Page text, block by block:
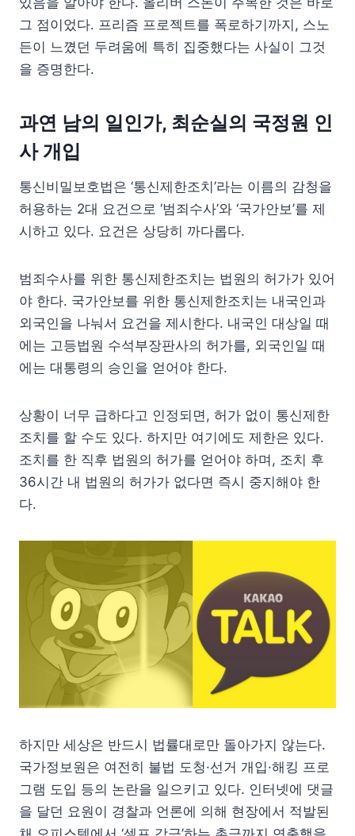
그 점이었다. 프리즘 프로젝트를 폭로하기까지, 스노
든이 느꼈던 두려움에 특히 집중했다는 사실이 그것
을 증명한다.
과연 남의 일인가, 최순실의 국정원 인
사 개입
통신비밀보호법은 ‘통신제한조치’라는 이름의 감청을
허용하는 2대 요건으로 ‘범죄수사’와 ‘국가안보’를 제
시하고 있다. 요건은 상당히 까다롭다.
범죄수사를 위한 통신제한조치는 법원의 허가가 있어
야 한다. 국가안보를 위한 통신제한조치는 내국인과
외국인을 나눠서 요건을 제시한다. 내국인 대상일 때
에는 고등법원 수석부장판사의 허가를, 외국인일 때
에는 대통령의 승인을 얻어야 한다.
상황이 너무 급하다고 인정되면, 허가 없이 통신제한
조치를 할 수도 있다. 하지만 여기에도 제한은 있다.
조치를 한 직후 법원의 허가를 얻어야 하며, 조치 후
36시간 내 법원의 허가가 없다면 즉시 중지해야 한
다.
하지만 세상은 반드시 법률대로만 돌아가지 않는다.
국가정보원은 여전히 불법 도청·선거 개입·해킹 프로
그램 도입 등의 논란을 일으키고 있다. 인터넷에 댓글
을 달던 요원이 경찰과 언론에 의해 현장에서 적발된